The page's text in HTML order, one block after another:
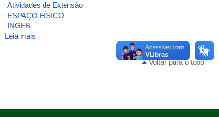
Atividades de Extensão
ESPAÇO FÍSICO
INGEB
Leia mais
Voltar para o topo